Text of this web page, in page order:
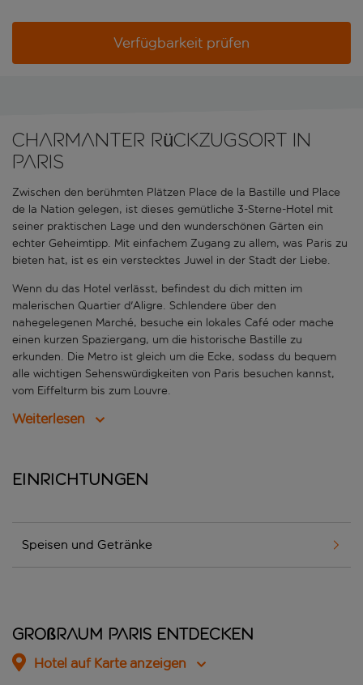
Verfügbarkeit prüfen
Charmanter Rückzugsort in
Paris
Zwischen den berühmten Plätzen Place de la Bastille und Place
de la Nation gelegen, ist dieses gemütliche 3-Sterne-Hotel mit
seiner praktischen Lage und den wunderschönen Gärten ein
echter Geheimtipp. Mit einfachem Zugang zu allem, was Paris zu
bieten hat, ist es ein verstecktes Juwel in der Stadt der Liebe.
Wenn du das Hotel verlässt, befindest du dich mitten im
malerischen Quartier d'Aligre. Schlendere über den
nahegelegenen Marché, besuche ein lokales Café oder mache
einen kurzen Spaziergang, um die historische Bastille zu
erkunden. Die Metro ist gleich um die Ecke, sodass du bequem
alle wichtigen Sehenswürdigkeiten von Paris besuchen kannst,
vom Eiffelturm bis zum Louvre.
Weiterlesen
Einrichtungen
Speisen und Getränke
Großraum Paris entdecken
Hotel auf Karte anzeigen